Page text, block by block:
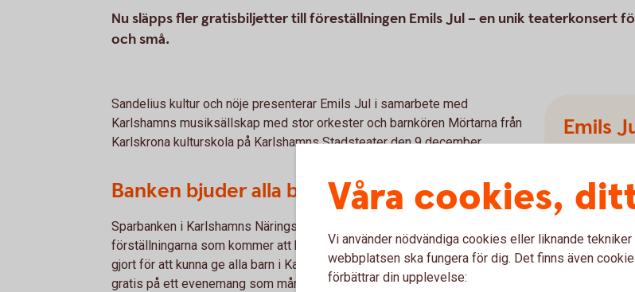
Nu släpps fler gratisbiljetter till föreställningen Emils Jul – en unik teaterkonsert
och små.
Sandelius kultur och nöje presenterar Emils Jul i samarbete med
Karlshamns musiksällskap med stor orkester och barnkören Mörtarna från
Karlskrona kulturskola på Karlshamns Stadsteater den 9 december.
Banken bjuder alla barn på teater
Sparbanken i Karlshamns Näringslivsstiftelse har köpt biljetterna till de två
förställningarna som kommer att hållas i Karlshamn. Detta har stiftelsen
gjort för att kunna ge alla barn i Karlshamns kommun möjligheten att gå
gratis på ett evenemang som många barn och barnfamiljer annars inte
Emils
Karlskrona
Biljettpris
Biljettpris
Boka dina
Våra cookies,
Vi använder nödvändiga cookies eller liknande
webbplatsen ska fungera för dig. Det finns även
förbättrar din upplevelse: